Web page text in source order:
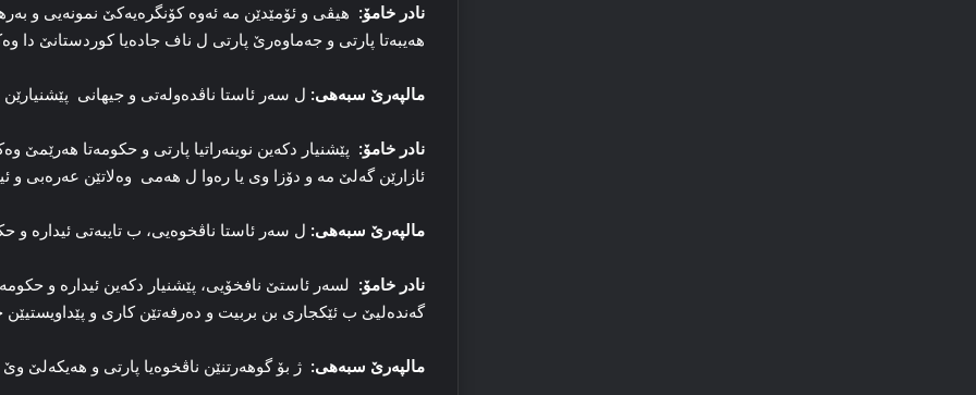
نادر خامۆ: هیڤی و ئۆمێدێن مە ئەوە کۆنگرەیەکێ نمونەیی و
هەیبەتا پارتی و جەماوەرێ پارتی ل ناف جادەیا کوردستانێ دا
مالپەرێ سبەهی: ل سەر ئاستا ناڤدەولەتی و جیهانی
نادر خامۆ: پێشنیار دکەین نوینەراتیا پارتی و حکومەتا
ئازارێن گەلێ مە و دۆزا وی یا رەوا ل هەمی وەلاتێن عەرەبی و
مالپەرێ سبەهی: ل سەر ئاستا ناڤخوەیی، ب تایبەتی ئیدارە و
نادر خامۆ: لسەر ئاستێ نافخۆیی، پێشنیار دکەین ئیدارە و
گەندەلیێ ب ئێکجاری بن بربیت و دەرفەتێن کاری و
مالپەرێ سبەهی: ژ بۆ گوهەرتنێن ناڤخوەیا پارتی و هەیکەلێ